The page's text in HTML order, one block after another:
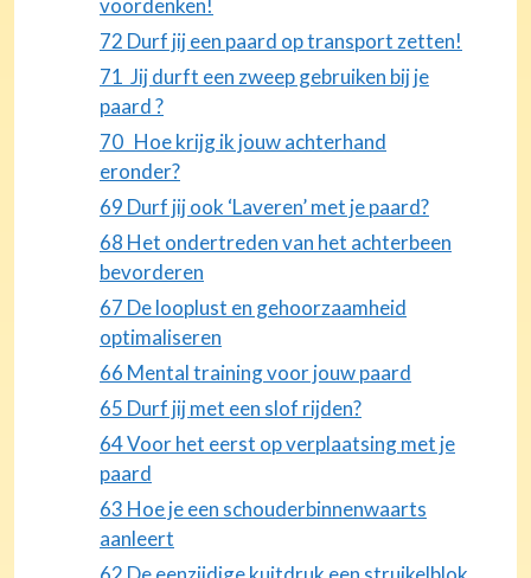
voordenken!
72 Durf jij een paard op transport zetten!
71 Jij durft een zweep gebruiken bij je
paard ?
70 Hoe krijg ik jouw achterhand
eronder?
69 Durf jij ook ‘Laveren’ met je paard?
68 Het ondertreden van het achterbeen
bevorderen
67 De looplust en gehoorzaamheid
optimaliseren
66 Mental training voor jouw paard
65 Durf jij met een slof rijden?
64 Voor het eerst op verplaatsing met je
paard
63 Hoe je een schouderbinnenwaarts
aanleert